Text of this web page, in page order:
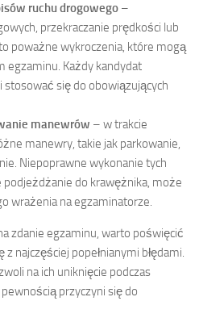
ruchu drogowego –
przekraczanie prędkości lub
poważne wykroczenia, które mogą
egzaminu. Każdy kandydat
stosować się do obowiązujących
manewrów – w trakcie
manewry, takie jak parkowanie,
Niepoprawne wykonanie tych
podjeżdżanie do krawężnika, może
wrażenia na egzaminatorze.
zdanie egzaminu, warto poświęcić
najczęściej popełnianymi błędami.
na ich uniknięcie podczas
przyczyni się do